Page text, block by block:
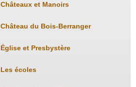
Châteaux et Manoirs
Château du Bois-Berranger
Église et Presbystère
Les écoles